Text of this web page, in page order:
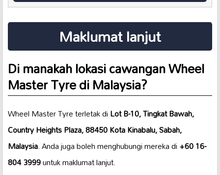
Maklumat lanjut
Di manakah lokasi cawangan Wheel
Master Tyre di Malaysia?
Wheel Master Tyre terletak diLot B-10, Tingkat Bawah,
Country Heights Plaza, 88450 Kota Kinabalu, Sabah,
Malaysia. Anda juga boleh menghubungi mereka di+60 16-
804 3999untuk maklumat lanjut.